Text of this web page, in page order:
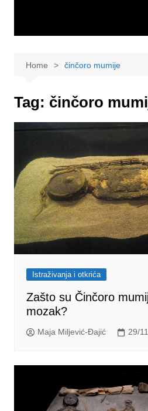
Home činčoro mumije
Tag: činčoro
Istraživanja i otkrića
Zašto su Činčoro
mozak?
Maja Miljević-Đajić 29/